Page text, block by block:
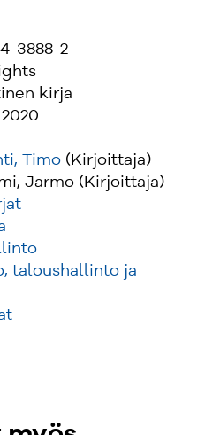
3888-2
kirja
Timo (Kirjoittaja)
Jarmo (Kirjoittaja)
taloushallinto ja